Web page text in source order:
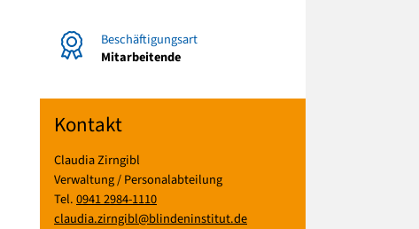
Beschäftigungsart
Mitarbeitende
Kontakt
Claudia Zirngibl
Verwaltung / Personalabteilung
Tel.0941 2984-1110
claudia.zirngibl@blindeninstitut.de